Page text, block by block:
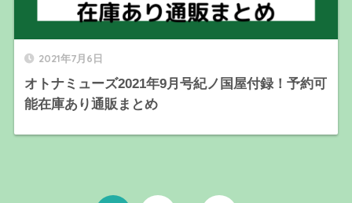
2021年7月6日
オトナミューズ2021年9月号紀ノ国屋付録！予約可
能在庫あり通販まとめ